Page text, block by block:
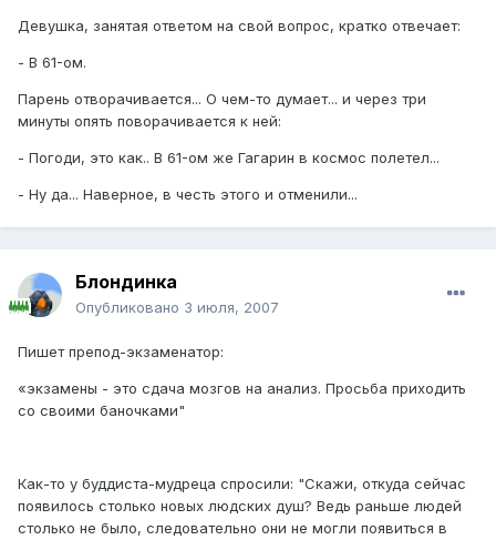
Девушка, занятая ответом на свой вопрос, кратко отвечает:
- В 61-ом.
Парень отворачивается... О чем-то думает... и через три
минуты опять поворачивается к ней:
- Погоди, это как.. В 61-ом же Гагарин в космос полетел...
- Ну да... Наверное, в честь этого и отменили...
Блондинка
Опубликовано 3 июля, 2007
Пишет препод-экзаменатор:
«экзамены - это сдача мозгов на анализ. Просьба приходить
со своими баночками"
Как-то у буддиста-мудреца спросили: "Скажи, откуда сейчас
появилось столько новых людских душ? Ведь раньше людей
столько не было, следовательно они не могли появиться в